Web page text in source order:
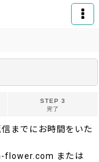
STEP 3
完了
までにお時間をいた
flower.com または